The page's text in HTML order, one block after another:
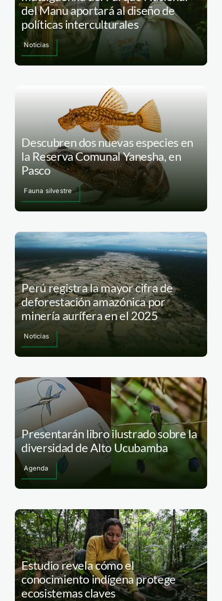
del Manu aportará al diseño de
políticas interculturales
Noticias
Descubren dos nuevas especies en
la Reserva Comunal Yanesha, en
Pasco
Fauna silvestre
Perú registra la mayor cifra de
deforestación amazónica por
minería aurífera en el 2025
Noticias
Presentarán libro ilustrado sobre la
diversidad de Alto Ucubamba
Agenda
Estudio revela cómo el
conocimiento indígena protege
ecosistemas claves